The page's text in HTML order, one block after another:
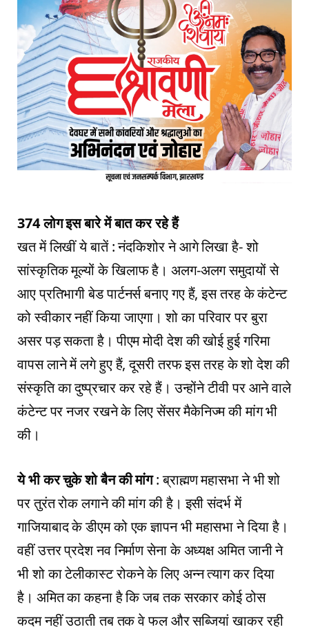
374 लोग इस बारे में बात कर रहे हैं
खत में लिखीं ये बातें : नंदकिशोर ने आगे लिखा है- शो
सांस्कृतिक मूल्यों के खिलाफ है। अलग-अलग समुदायों से
आए प्रतिभागी बेड पार्टनर्स बनाए गए हैं, इस तरह के कंटेन्ट
को स्वीकार नहीं किया जाएगा। शो का परिवार पर बुरा
असर पड़ सकता है। पीएम मोदी देश की खोई हुई गरिमा
वापस लाने में लगे हुए हैं, दूसरी तरफ इस तरह के शो देश की
संस्कृति का दुष्प्रचार कर रहे हैं। उन्होंने टीवी पर आने वाले
कंटेन्ट पर नजर रखने के लिए सेंसर मैकेनिज्म की मांग भी
की।
ये भी कर चुके शो बैन की मांग: ब्राह्मण महासभा ने भी शो
पर तुरंत रोक लगाने की मांग की है। इसी संदर्भ में
गाजियाबाद के डीएम को एक ज्ञापन भी महासभा ने दिया है।
वहीं उत्तर प्रदेश नव निर्माण सेना के अध्यक्ष अमित जानी ने
भी शो का टेलीकास्ट रोकने के लिए अन्न त्याग कर दिया
है। अमित का कहना है कि जब तक सरकार कोई ठोस
कदम नहीं उठाती तब तक वे फल और सब्जियां खाकर रही